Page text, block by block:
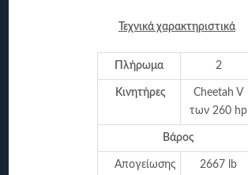
Τεχνικά χαρακτηριστικά
Πλήρωμα 2
Κινητήρες
Cheetah V
των 260 hp
Βάρος
Απογείωσης 2667 lb